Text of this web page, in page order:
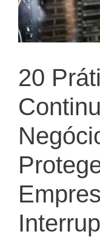
20